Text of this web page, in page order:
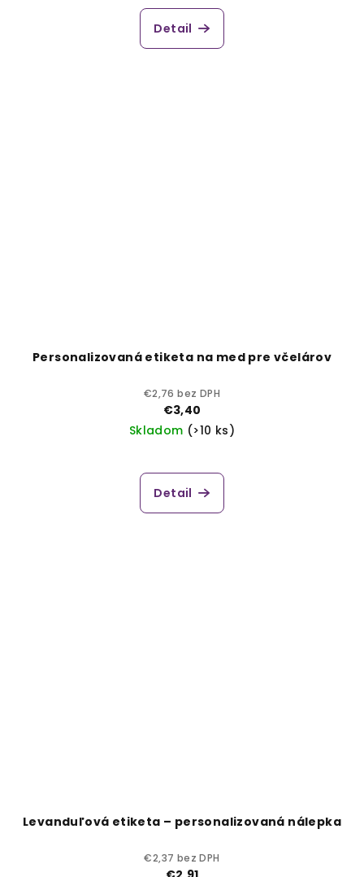
Detail
Personalizovaná etiketa na med pre včelárov
€2,76 bez DPH
€3,40
Skladom (>10 ks)
Detail
Levanduľová etiketa – personalizovaná nálepka
€2,37 bez DPH